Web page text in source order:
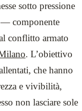
sotto pressione
— componente
conflitto armato
. L’obiettivo
che hanno
e vivibilità,
non lasciare sole